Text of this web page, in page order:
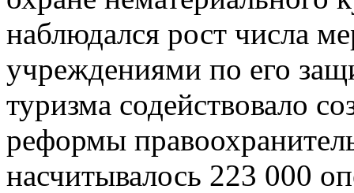
наблюдался рост числа
учреждениями по его
туризма содействовало
реформы
насчитывалось 223 000